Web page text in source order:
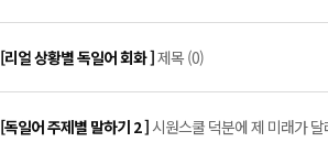
[리얼 상황별 독일어 회화 ]제목 (0)
[독일어 주제별 말하기 2 ]시원스쿨 덕분에 제 미래가